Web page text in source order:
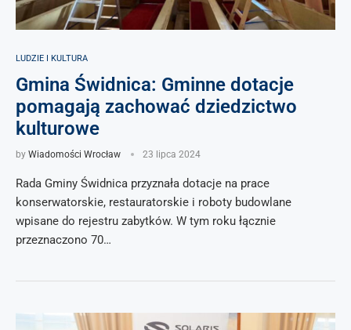
LUDZIE I KULTURA
Gmina Świdnica: Gminne dotacje
pomagają zachować dziedzictwo
kulturowe
by Wiadomości Wrocław 23 lipca 2024
Rada Gminy Świdnica przyznała dotacje na prace
konserwatorskie, restauratorskie i roboty budowlane
wpisane do rejestru zabytków. W tym roku łącznie
przeznaczono 70…